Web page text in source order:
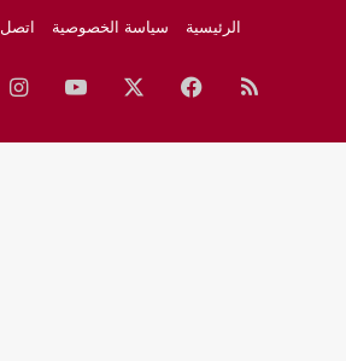
الرئيسية
سياسة الخصوصية اتصل
ملخص
الموقع
فيسبوك